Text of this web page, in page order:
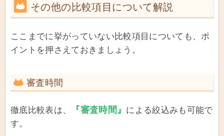
その他の比較項目について解説
ここまでに挙がっていない比較項目についても、ポ
イントを押さえておきましょう。
審査時間
徹底比較表は、 『審査時間』 による絞込みも可能で
す。